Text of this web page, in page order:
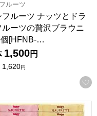
りに登録する
ルーツ
フルーツ ナッツとドラ
ルーツの贅沢ブラウニ
個[HFNB-…
1,500円
1,620円
ト 8個[HOS-02A]【年間
ィ 3種類のゴーフレット